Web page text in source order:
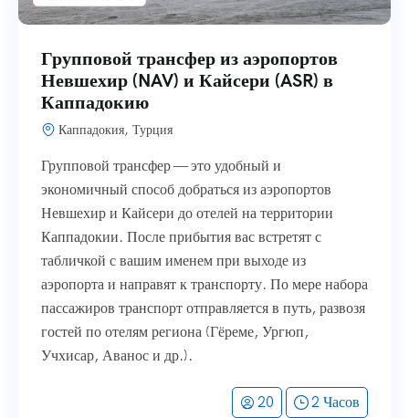
Групповой трансфер из аэропортов
Невшехир (NAV) и Кайсери (ASR) в
Каппадокию
Каппадокия, Турция
Групповой трансфер — это удобный и
экономичный способ добраться из аэропортов
Невшехир и Кайсери до отелей на территории
Каппадокии. После прибытия вас встретят с
табличкой с вашим именем при выходе из
аэропорта и направят к транспорту. По мере набора
пассажиров транспорт отправляется в путь, развозя
гостей по отелям региона (Гёреме, Ургюп,
Учхисар, Аванос и др.).
20 2 Часов